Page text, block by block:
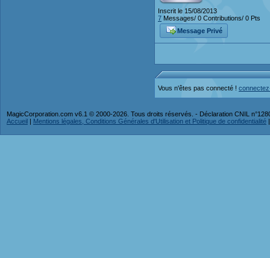
Inscrit le 15/08/2013
7 Messages/ 0 Contributions/ 0 Pts
Message Privé
Vous n'êtes pas connecté !
MagicCorporation.com v6.1 © 2000-2026. Tous droits réservés. - Déclaration CNIL
Accueil | Mentions légales, Conditions Générales d'Utilisation et Politique de confidentialité